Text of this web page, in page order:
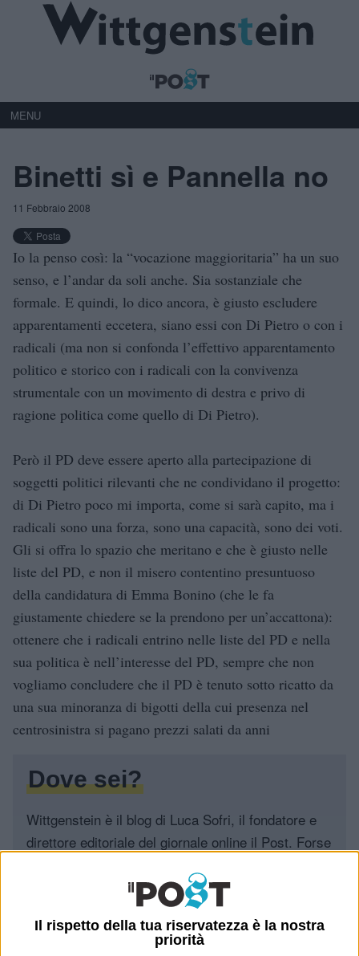
Il rispetto della tua riservatezza è la nostra
priorità
MENU
Binetti sì e Pannella no
11 Febbraio 2008
Io la penso così: la “vocazione maggioritaria” ha un suo
senso, e l’andar da soli anche. Sia sostanziale che
formale. E quindi, lo dico ancora, è giusto escludere
apparentamenti eccetera, siano essi con Di Pietro o con i
radicali (ma non si confonda l’effettivo apparentamento
politico e storico con i radicali con la convivenza
strumentale con un movimento di destra e privo di
ragione politica come quello di Di Pietro).
Però il PD deve essere aperto alla partecipazione di
soggetti politici rilevanti che ne condividano il progetto:
di Di Pietro poco mi importa, come si sarà capito, ma i
radicali sono una forza, sono una capacità, sono dei voti.
Gli si offra lo spazio che meritano e che è giusto nelle
liste del PD, e non il misero contentino presuntuoso
della candidatura di Emma Bonino (che le fa
giustamente chiedere se la prendono per un’accattona):
ottenere che i radicali entrino nelle liste del PD e nella
sua politica è nell’interesse del PD, sempre che non
vogliamo concludere che il PD è tenuto sotto ricatto da
una sua minoranza di bigotti della cui presenza nel
centrosinistra si pagano prezzi salati da anni
Dove sei?
Wittgenstein è il blog di Luca Sofri, il fondatore e
direttore editoriale del giornale online il Post. Forse
capitato qui per altri giri.
In questo secondo caso, e se Wittgenstein ti piace,
potrebbe piacerti anche il Post: che è partito